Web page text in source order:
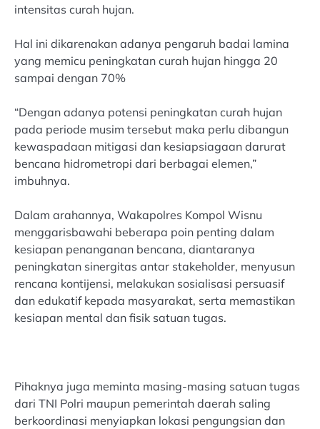
intensitas curah hujan.
Hal ini dikarenakan adanya pengaruh badai lamina
yang memicu peningkatan curah hujan hingga 20
sampai dengan 70%
“Dengan adanya potensi peningkatan curah hujan
pada periode musim tersebut maka perlu dibangun
kewaspadaan mitigasi dan kesiapsiagaan darurat
bencana hidrometropi dari berbagai elemen,”
imbuhnya.
Dalam arahannya, Wakapolres Kompol Wisnu
menggarisbawahi beberapa poin penting dalam
kesiapan penanganan bencana, diantaranya
peningkatan sinergitas antar stakeholder, menyusun
rencana kontijensi, melakukan sosialisasi persuasif
dan edukatif kepada masyarakat, serta memastikan
kesiapan mental dan fisik satuan tugas.
Pihaknya juga meminta masing-masing satuan tugas
dari TNI Polri maupun pemerintah daerah saling
berkoordinasi menyiapkan lokasi pengungsian dan